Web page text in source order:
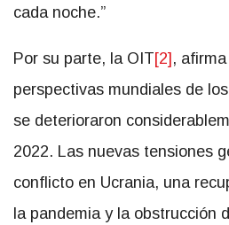
cada noche.”
Por su parte, la OIT[2] ,
perspectivas mundiales de
se deterioraron
2022. Las nuevas tensiones
conflicto en Ucrania, una
la pandemia y la obstrucción